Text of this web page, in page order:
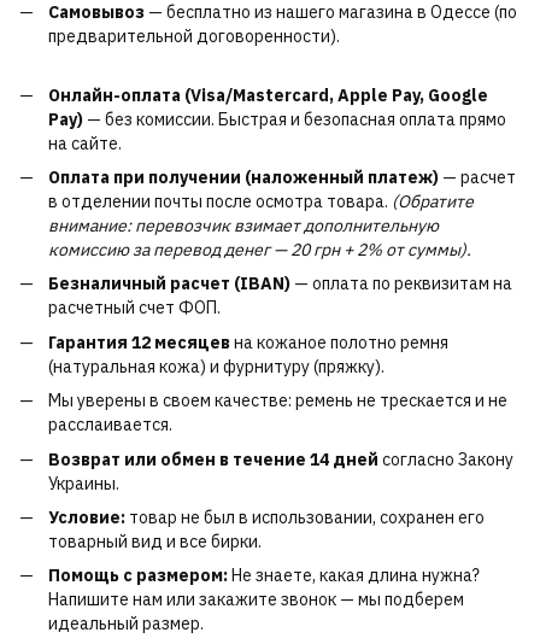
Самовывоз — бесплатно из нашего магазина в Одессе (по
предварительной договоренности).
Онлайн-оплата (Visa/Mastercard, Apple Pay, Google
Pay) — без комиссии. Быстрая и безопасная оплата прямо
на сайте.
Оплата при получении (наложенный платеж) — расчет
в отделении почты после осмотра товара. (Обратите
внимание: перевозчик взимает дополнительную
комиссию за перевод денег — 20 грн + 2% от суммы).
Безналичный расчет (IBAN) — оплата по реквизитам на
расчетный счет ФОП.
Гарантия 12 месяцевна кожаное полотно ремня
(натуральная кожа) и фурнитуру (пряжку).
Мы уверены в своем качестве: ремень не трескается и не
расслаивается.
Возврат или обмен в течение 14 дней согласно Закону
Украины.
Условие: товар не был в использовании, сохранен его
товарный вид и все бирки.
Помощь с размером: Не знаете, какая длина нужна?
Напишите нам или закажите звонок — мы подберем
идеальный размер.